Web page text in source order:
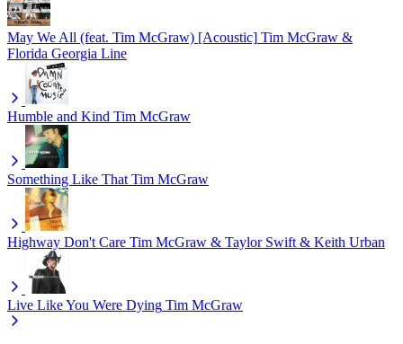
May We All (feat. Tim McGraw) [Acoustic] Tim McGraw &
Florida Georgia Line
Humble and Kind Tim McGraw
Something Like That Tim McGraw
Highway Don't Care Tim McGraw & Taylor Swift & Keith Urban
Live Like You Were Dying Tim McGraw